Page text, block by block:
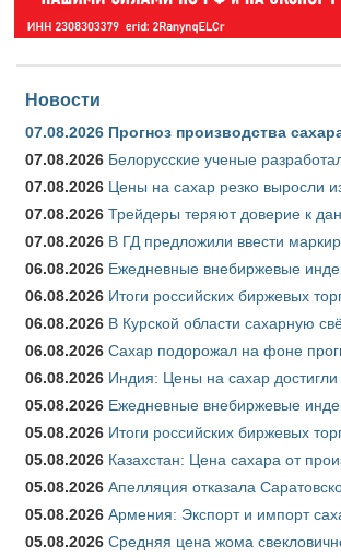
Новости
07.08.2026 Прогноз производства
07.08.2026 Белорусские ученые
07.08.2026 Цены на сахар резко выросли
07.08.2026 Трейдеры теряют доверие к
07.08.2026 В ГД предложили ввести
06.08.2026 Ежедневные внебиржевые
06.08.2026 Итоги российских биржевых
06.08.2026 В Курской области сахарную
06.08.2026 Сахар подорожал на фоне
06.08.2026 Индия: Цены на сахар
05.08.2026 Ежедневные внебиржевые
05.08.2026 Итоги российских биржевых
05.08.2026 Казахстан: Цена сахара от
05.08.2026 Апелляция отказала
05.08.2026 Армения: Экспорт и импорт
05.08.2026 Средняя цена жома